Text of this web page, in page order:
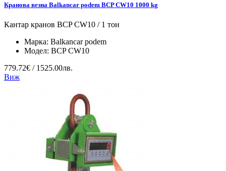
Кранова везна Balkancar podem BCP CW10 1000 kg
Кантар кранов BCP CW10 / 1 тон
Марка: Balkancar podem
Модел: BCP CW10
779.72€ / 1525.00лв.
Виж